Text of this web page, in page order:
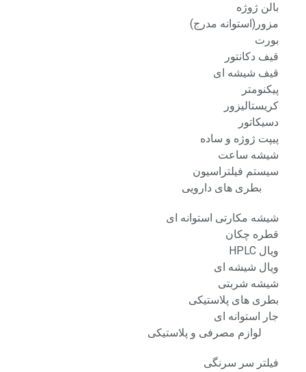
بالن ژوژه
مزور(استوانه مدرج)
بورت
قیف دکانتور
قیف شیشه ای
پیکنومتر
کریستالیزور
دسیکاتور
پیپت ژوژه و ساده
شیشه ساعت
سیستم فیلتراسیون
بطری های دارویی
شیشه مکارتی استوانه ای
قطره چکان
ویال HPLC
ویال شیشه ای
شیشه شربتی
بطری های پلاستیکی
جار استوانه ای
لوازم مصرفی و پلاستیکی
فیلتر سر سرنگی